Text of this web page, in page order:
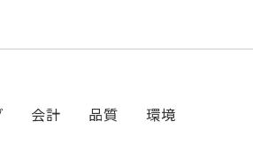
会計 品質 環境